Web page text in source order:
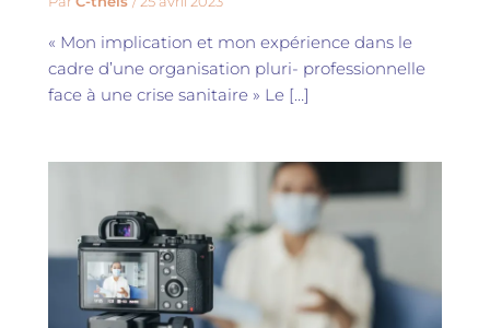
« Mon implication et mon expérience dans le
cadre d’une organisation pluri- professionnelle
face à une crise sanitaire » Le […]